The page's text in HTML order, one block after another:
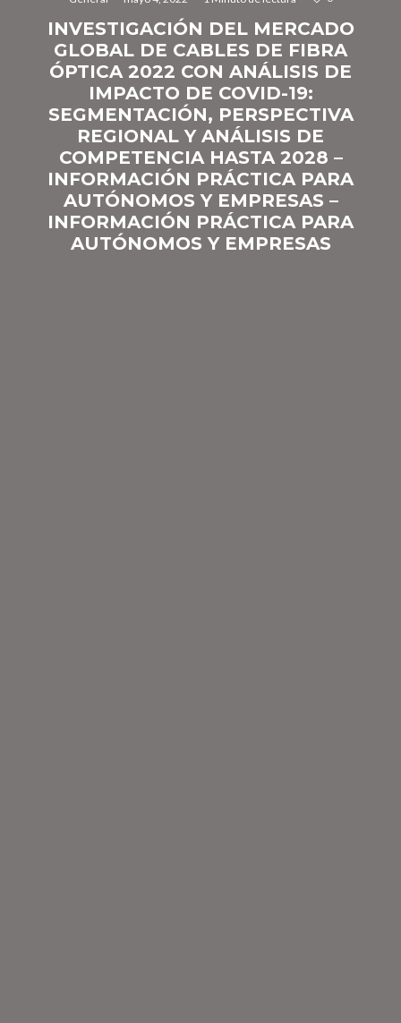
INVESTIGACIÓN DEL MERCADO
GLOBAL DE CABLES DE FIBRA
ÓPTICA 2022 CON ANÁLISIS DE
IMPACTO DE COVID-19:
SEGMENTACIÓN, PERSPECTIVA
REGIONAL Y ANÁLISIS DE
COMPETENCIA HASTA 2028 –
INFORMACIÓN PRÁCTICA PARA
AUTÓNOMOS Y EMPRESAS –
INFORMACIÓN PRÁCTICA PARA
AUTÓNOMOS Y EMPRESAS